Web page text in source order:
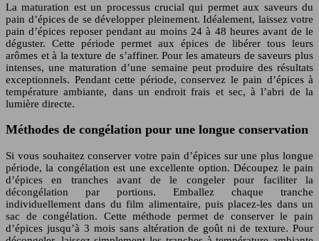
La maturation est un processus crucial qui permet aux saveurs du
pain d’épices de se développer pleinement. Idéalement, laissez votre
pain d’épices reposer pendant au moins 24 à 48 heures avant de le
déguster. Cette période permet aux épices de libérer tous leurs
arômes et à la texture de s’affiner. Pour les amateurs de saveurs plus
intenses, une maturation d’une semaine peut produire des résultats
exceptionnels. Pendant cette période, conservez le pain d’épices à
température ambiante, dans un endroit frais et sec, à l’abri de la
lumière directe.
Méthodes de congélation pour une longue conservation
Si vous souhaitez conserver votre pain d’épices sur une plus longue
période, la congélation est une excellente option. Découpez le pain
d’épices en tranches avant de le congeler pour faciliter la
décongélation par portions. Emballez chaque tranche
individuellement dans du film alimentaire, puis placez-les dans un
sac de congélation. Cette méthode permet de conserver le pain
d’épices jusqu’à 3 mois sans altération de goût ni de texture. Pour